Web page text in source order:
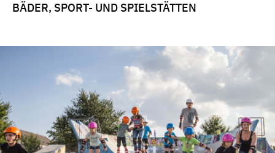
BÄDER, SPORT- UND SPIELSTÄTTEN